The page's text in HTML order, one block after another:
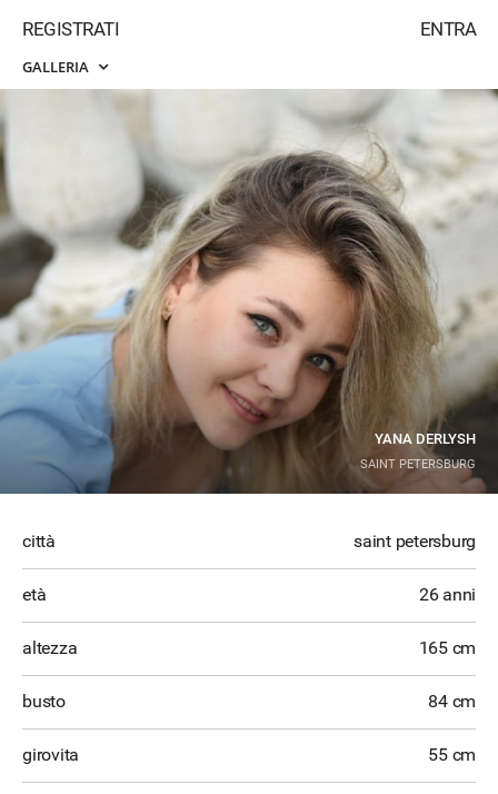
ENTRA
REGISTRATI
GALLERIA
YANA DERLYSH
SAINT PETERSBURG
città saint petersburg
età 26 anni
altezza 165 cm
busto 84 cm
girovita 55 cm